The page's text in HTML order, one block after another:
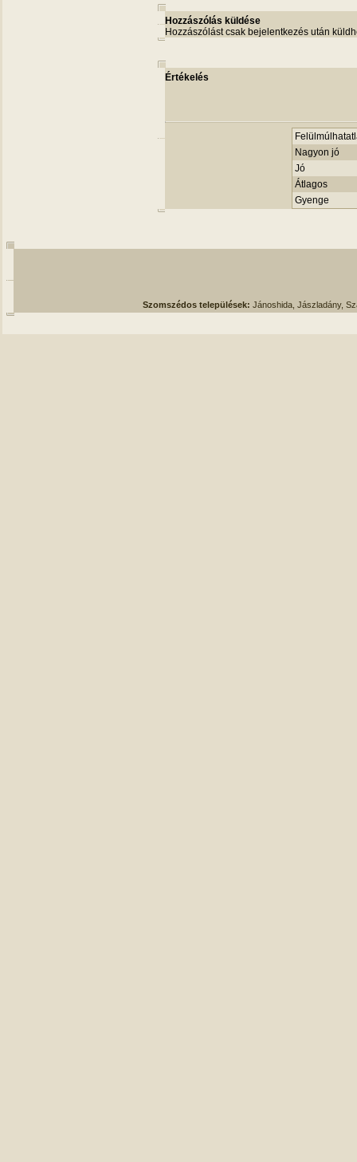
Hozzászólás küldése
Hozzászólást csak bejelentkezés után
Értékelés
Nagyon jó
Jó
Átlagos
Gyenge
Szomszédos települések: Jánoshida, Jászladány,